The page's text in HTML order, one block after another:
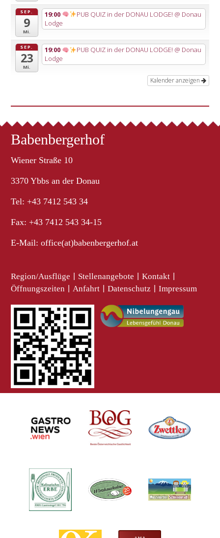
SEP.
9
Mi.
19:00 PUB QUIZ in der DONAU LODGE! @ Donau
Lodge
SEP.
23
Mi.
19:00 PUB QUIZ in der DONAU LODGE! @ Donau
Lodge
Kalender anzeigen
Babenbergerhof
Wiener Straße 10
3370 Ybbs an der Donau
Tel: +43 7412 543 34
Fax: +43 7412 543 34-15
E-Mail:office(at)babenbergerhof.at
Region/Ausflüge Stellenangebote Kontakt
Öffnungszeiten Anfahrt Datenschutz Impressum